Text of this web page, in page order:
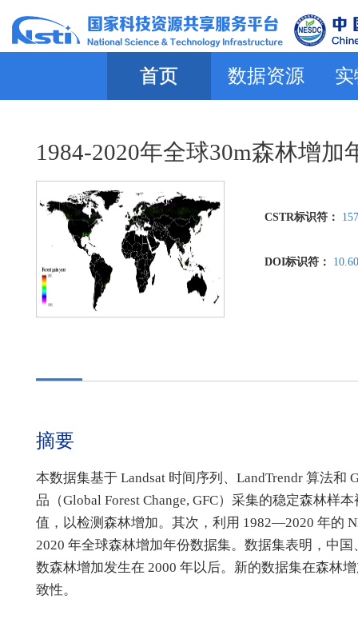
首页 数据资源
1984-2020年全球30m森林增加
CSTR标识符：
DOI标识符：
摘要
本数据集基于 Landsat 时间序列、LandTrendr 算法和
品（Global Forest Change, GFC）采集的稳定森林样
值，以检测森林增加。其次，利用 1982—2020 年的
2020 年全球森林增加年份数据集。数据集表明，中
数森林增加发生在 2000 年以后。新的数据集在森林
致性。